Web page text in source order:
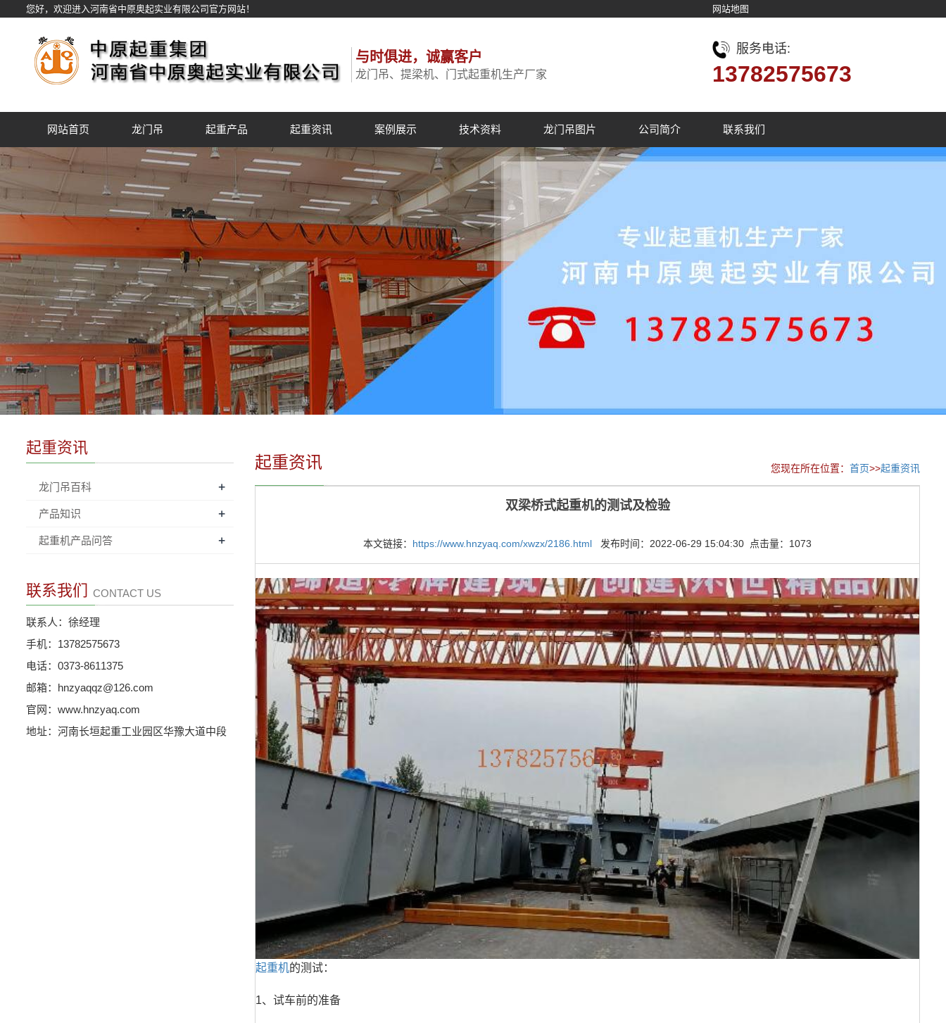
您好，欢迎进入河南省中原奥起实业有限公司官方网站！ 网站地图
与时俱进，诚赢客户
龙门吊、提梁机、门式起重机生产厂家
服务电话:
13782575673
网站首页 龙门吊 起重产品 起重资讯 案例展示 技术资料 龙门吊图片 公司简介 联系我们
起重资讯 您现在所在位置： 首页>>起重资讯
双梁桥式起重机的测试及检验
本文链接： https://www.hnzyaq.com/xwzx/2186.html 发布时间：2022-06-29 15:04:30 点击量：1073
起重机的测试：
1、试车前的准备
起重资讯
龙门吊百科 +
产品知识 +
起重机产品问答 +
联系我们 CONTACT US
联系人：徐经理
手机：13782575673
电话：0373-8611375
邮箱：hnzyaqqz@126.com
官网：www.hnzyaq.com
地址：河南长垣起重工业园区华豫大道中段